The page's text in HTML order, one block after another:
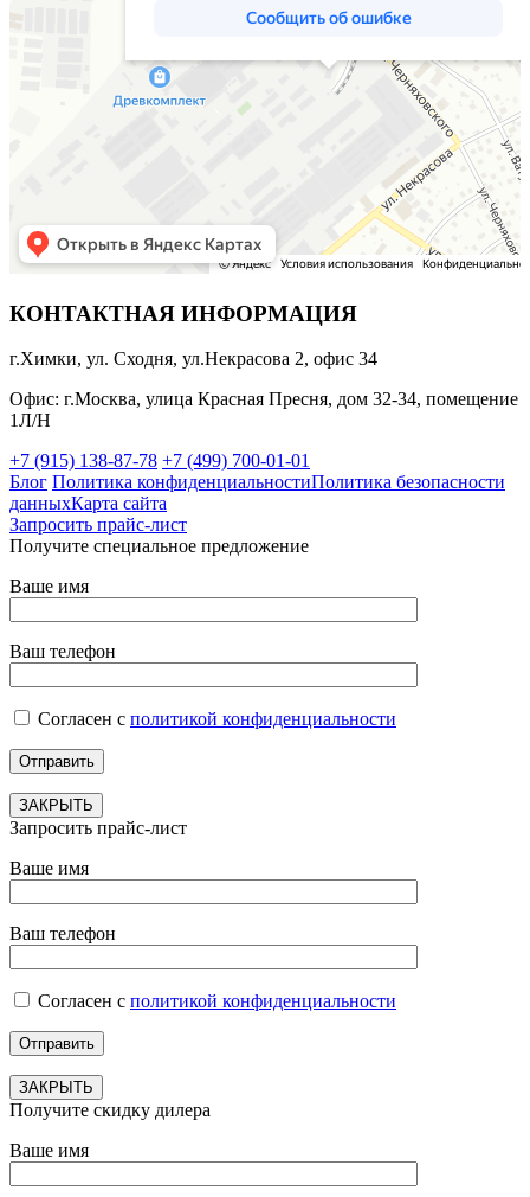
КОНТАКТНАЯ ИНФОРМАЦИЯ
г.Химки, ул. Сходня, ул.Некрасова 2, офис 34
Офис: г.Москва, улица Красная Пресня, дом 32-34, помещение
1Л/Н
+7 (915) 138-87-78 +7 (499) 700-01-01
Блог Политика конфиденциальностиПолитика безопасности
данныхКарта сайта
Запросить прайс-лист
Получите специальное предложение
Ваше имя
Ваш телефон
Согласен с политикой конфиденциальности
ЗАКРЫТЬ
Запросить прайс-лист
Ваше имя
Ваш телефон
Согласен с политикой конфиденциальности
ЗАКРЫТЬ
Получите скидку дилера
Ваше имя